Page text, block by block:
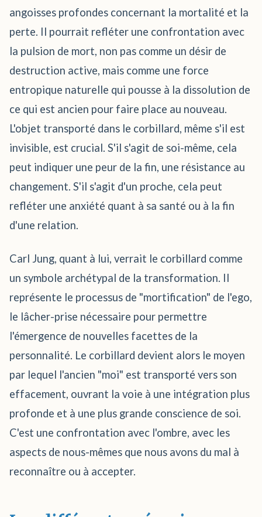
angoisses profondes concernant la mortalité et la
perte. Il pourrait refléter une confrontation avec
la pulsion de mort, non pas comme un désir de
destruction active, mais comme une force
entropique naturelle qui pousse à la dissolution de
ce qui est ancien pour faire place au nouveau.
L'objet transporté dans le corbillard, même s'il est
invisible, est crucial. S'il s'agit de soi-même, cela
peut indiquer une peur de la fin, une résistance au
changement. S'il s'agit d'un proche, cela peut
refléter une anxiété quant à sa santé ou à la fin
d'une relation.
Carl Jung, quant à lui, verrait le corbillard comme
un symbole archétypal de la transformation. Il
représente le processus de "mortification" de l'ego,
le lâcher-prise nécessaire pour permettre
l'émergence de nouvelles facettes de la
personnalité. Le corbillard devient alors le moyen
par lequel l'ancien "moi" est transporté vers son
effacement, ouvrant la voie à une intégration plus
profonde et à une plus grande conscience de soi.
C'est une confrontation avec l'ombre, avec les
aspects de nous-mêmes que nous avons du mal à
reconnaître ou à accepter.